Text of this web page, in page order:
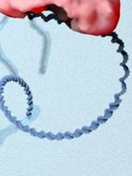
nouvelles
HAS
prévenir